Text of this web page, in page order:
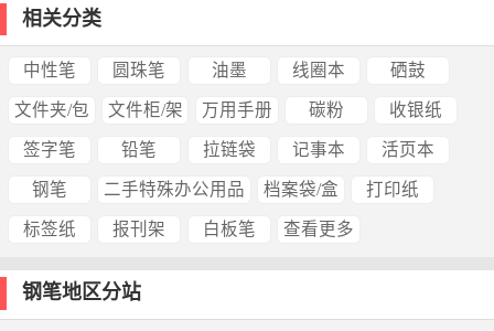
相关分类
中性笔 圆珠笔 油墨 线圈本 硒鼓
文件夹/包 文件柜/架 万用手册 碳粉 收银纸
签字笔 铅笔 拉链袋 记事本 活页本
钢笔 二手特殊办公用品 档案袋/盒 打印纸
标签纸 报刊架 白板笔 查看更多
钢笔地区分站